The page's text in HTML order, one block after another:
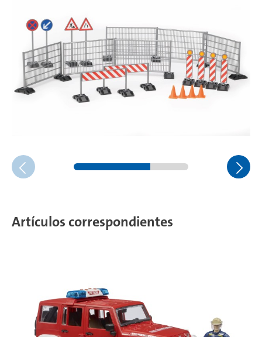
Artículos correspondientes